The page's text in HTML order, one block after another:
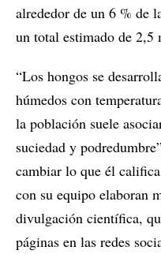
alrededor de un 6 % de
un total estimado de 2,5
“Los hongos se
húmedos con
la población suele
suciedad y
cambiar lo que él
con su equipo elaboran
divulgación científica,
páginas en las redes